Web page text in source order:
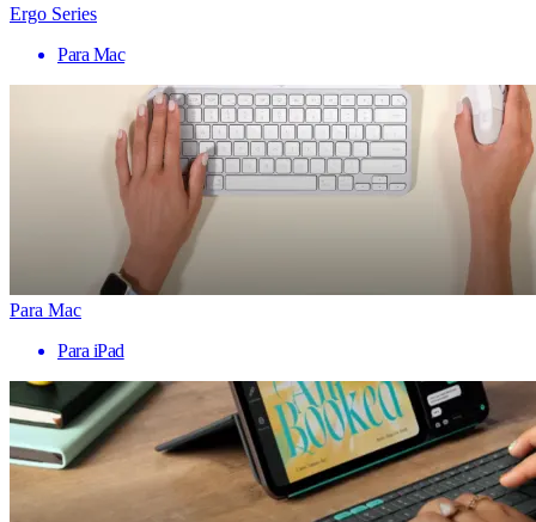
Ergo Series
Para Mac
Para Mac
Para iPad